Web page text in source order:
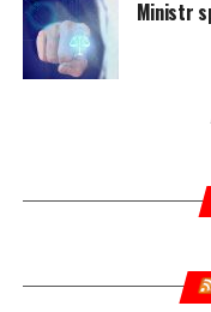
spotřeby.
Připomeňme, že
(SDEU) v souvislosti
verdiktem španělské
tomuto rozhodnutí
Ministr